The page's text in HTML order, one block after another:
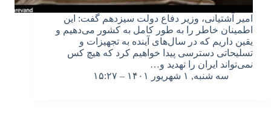
امیر آشتیانی، وزیر دفاع دولت سیزدهم گفت: این
اطمینان خاطر را به طور کامل به کشور می‌دهیم و
یقین داریم که در سال‌های آینده به تجهیزات و
تسلیحاتی دسترسی پیدا خواهیم کرد که هیچ کس
نمی‌تواند ایران را تهدید و…
سه شنبه, ۱ شهریور ۱۴۰۱ – ۱۵:۲۷